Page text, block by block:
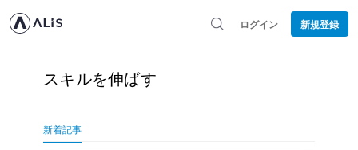
ログイン 新規登録
スキルを伸ばす
新着記事